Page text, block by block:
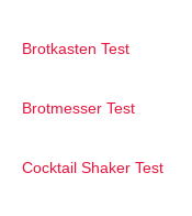
Brotkasten Test
Brotmesser Test
Cocktail Shaker Test